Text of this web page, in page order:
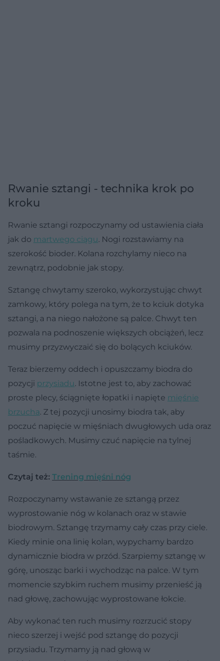
Rwanie sztangi - technika krok po
kroku
Rwanie sztangi rozpoczynamy od ustawienia ciała
jak do martwego ciągu. Nogi rozstawiamy na
szerokość bioder. Kolana rozchylamy nieco na
zewnątrz, podobnie jak stopy.
Sztangę chwytamy szeroko, wykorzystując chwyt
zamkowy, który polega na tym, że to kciuk dotyka
sztangi, a na niego nałożone są palce. Chwyt ten
pozwala na podnoszenie większych obciążeń, lecz
musimy przyzwyczaić się do bolących kciuków.
Teraz bierzemy oddech i opuszczamy biodra do
pozycji przysiadu. Istotne jest to, aby zachować
proste plecy, ściągnięte łopatki i napięte mięśnie
brzucha. Z tej pozycji unosimy biodra tak, aby
poczuć napięcie w mięśniach dwugłowych uda oraz
pośladkowych. Musimy czuć napięcie na tylnej
taśmie.
Czytaj też: Trening mięśni nóg
Rozpoczynamy wstawanie ze sztangą przez
wyprostowanie nóg w kolanach oraz w stawie
biodrowym. Sztangę trzymamy cały czas przy ciele.
Kiedy minie ona linię kolan, wypychamy bardzo
dynamicznie biodra w przód. Szarpiemy sztangę w
górę, unosząc barki i wychodząc na palce. W tym
momencie szybkim ruchem musimy przenieść ją
nad głowę, zachowując wyprostowane łokcie.
Aby wykonać ten ruch musimy rozrzucić stopy
nieco szerzej i wejść pod sztangę do pozycji
przysiadu. Trzymamy ją nad głową w